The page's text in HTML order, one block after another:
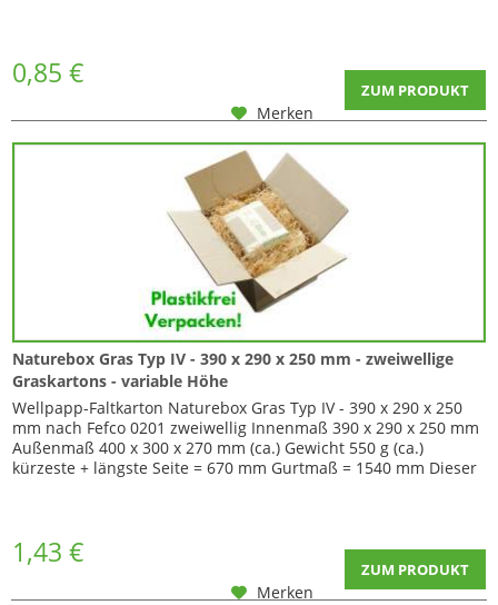
0,85 € ZUM PRODUKT
Merken
Naturebox Gras Typ IV - 390 x 290 x 250 mm - zweiwellige
Graskartons - variable Höhe
Wellpapp-Faltkarton Naturebox Gras Typ IV - 390 x 290 x 250
mm nach Fefco 0201 zweiwellig Innenmaß 390 x 290 x 250 mm
Außenmaß 400 x 300 x 270 mm (ca.) Gewicht 550 g (ca.)
kürzeste + längste Seite = 670 mm Gurtmaß = 1540 mm Dieser
1,43 € ZUM PRODUKT
Merken